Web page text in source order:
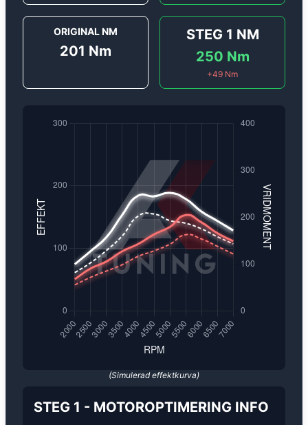
ORIGINAL NM
201 Nm
STEG 1 NM
250 Nm
+49 Nm
(Simulerad effektkurva)
STEG 1 - MOTOROPTIMERING INFO